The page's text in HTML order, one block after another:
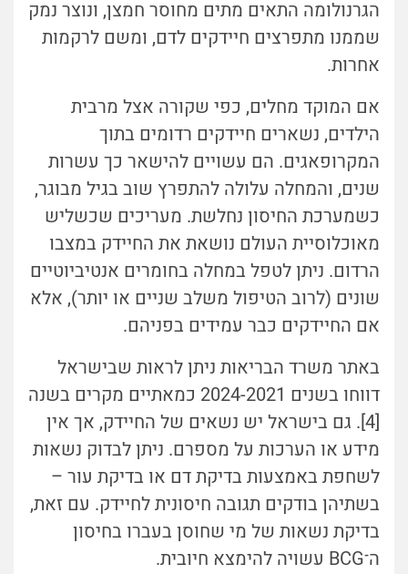
הגרנולומה התאים מתים מחוסר חמצן, ונוצר נמק
שממנו מתפרצים חיידקים לדם, ומשם לרקמות
אחרות.
אם המוקד מחלים, כפי שקורה אצל מרבית
הילדים, נשארים חיידקים רדומים בתוך
המקרופאגים. הם עשויים להישאר כך עשרות
שנים, והמחלה עלולה להתפרץ שוב בגיל מבוגר,
כשמערכת החיסון נחלשת. מעריכים שכשליש
מאוכלוסיית העולם נושאת את החיידק במצבו
הרדום. ניתן לטפל במחלה בחומרים אנטיביוטיים
שונים (לרוב הטיפול משלב שניים או יותר), אלא
אם החיידקים כבר עמידים בפניהם.
באתר משרד הבריאות ניתן לראות שבישראל
דווחו בשנים 2024-2021 כמאתיים מקרים בשנה
[4]. גם בישראל יש נשאים של החיידק, אך אין
מידע או הערכות על מספרם. ניתן לבדוק נשאות
לשחפת באמצעות בדיקת דם או בדיקת עור –
בשתיהן בודקים תגובה חיסונית לחיידק. עם זאת,
בדיקת נשאות של מי שחוסן בעברו בחיסון
ה־BCG עשויה להימצא חיובית.